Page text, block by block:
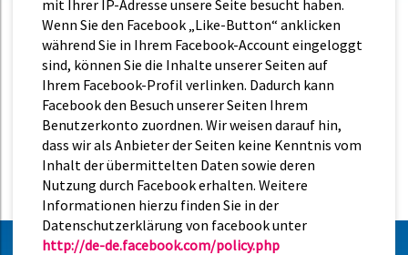
mit Ihrer IP-Adresse unsere Seite besucht haben.
Wenn Sie den Facebook „Like-Button“ anklicken
während Sie in Ihrem Facebook-Account eingeloggt
sind, können Sie die Inhalte unserer Seiten auf
Ihrem Facebook-Profil verlinken. Dadurch kann
Facebook den Besuch unserer Seiten Ihrem
Benutzerkonto zuordnen. Wir weisen darauf hin,
dass wir als Anbieter der Seiten keine Kenntnis vom
Inhalt der übermittelten Daten sowie deren
Nutzung durch Facebook erhalten. Weitere
Informationen hierzu finden Sie in der
Datenschutzerklärung von facebook unter
http://de-de.facebook.com/policy.php